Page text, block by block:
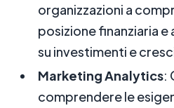
organizzazioni a
posizione finanziaria
su investimenti e
Marketing Analytics:
comprendere le